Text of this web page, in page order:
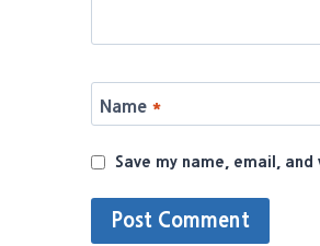
Name *
Save my name, email,